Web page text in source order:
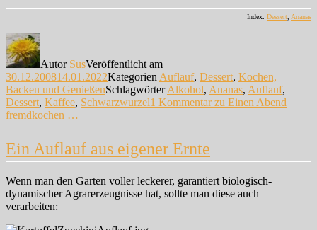
Index: Dessert Ananas
Autor SusVeröffentlicht am
30.12.200814.01.2022Kategorien Auflauf, Dessert, Kochen,
Backen und GenießenSchlagwörterAlkohol, Ananas, Auflauf,
Dessert, Kaffee, Schwarzwurzel1 Kommentarzu Einen Abend
fremdkochen …
Ein Auflauf aus eigener Ernte
Wenn man den Garten voller leckerer, garantiert biologisch-
dynamischer Agrarerzeugnisse hat, sollte man diese auch
verarbeiten: